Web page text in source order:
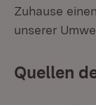
Zuhause
unserer
Quellen